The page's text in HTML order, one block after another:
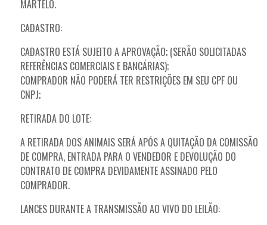
MARTELO.
CADASTRO:
CADASTRO ESTÁ SUJEITO A APROVAÇÃO; (SERÃO SOLICITADAS
REFERÊNCIAS COMERCIAIS E BANCÁRIAS);
COMPRADOR NÃO PODERÁ TER RESTRIÇÕES EM SEU CPF OU
CNPJ;
RETIRADA DO LOTE:
A RETIRADA DOS ANIMAIS SERÁ APÓS A QUITAÇÃO DA COMISSÃO
DE COMPRA, ENTRADA PARA O VENDEDOR E DEVOLUÇÃO DO
CONTRATO DE COMPRA DEVIDAMENTE ASSINADO PELO
COMPRADOR.
LANCES DURANTE A TRANSMISSÃO AO VIVO DO LEILÃO: